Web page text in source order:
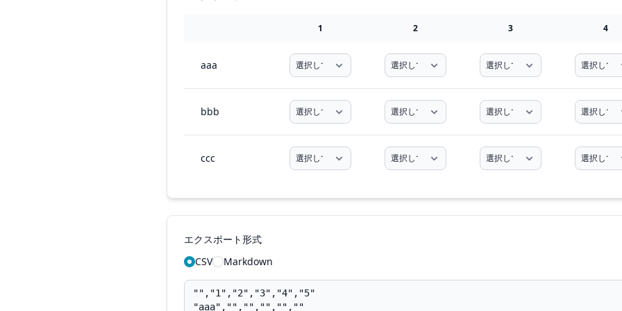
1 2 3 4
aaa
bbb
ccc
エクスポート形式
CSV
Markdown